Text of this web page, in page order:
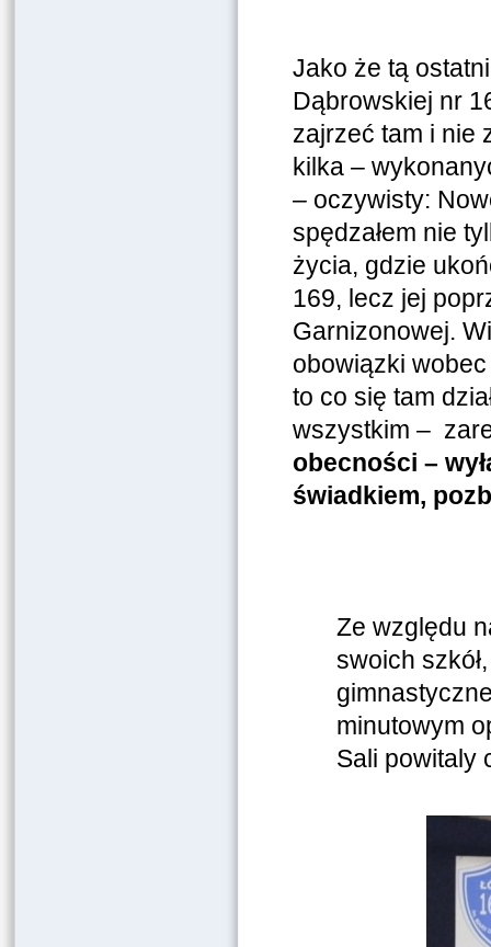
Jako że tą
Dąbrowskiej nr
zajrzeć tam i nie
kilka –
– oczywisty:
spędzałem nie
życia, gdzie
169, lecz jej
Garnizonowej.
obowiązki
to co się tam
wszystkim –
obecności –
świadkiem,
Ze względu
swoich
minutowym
Sali powitaly